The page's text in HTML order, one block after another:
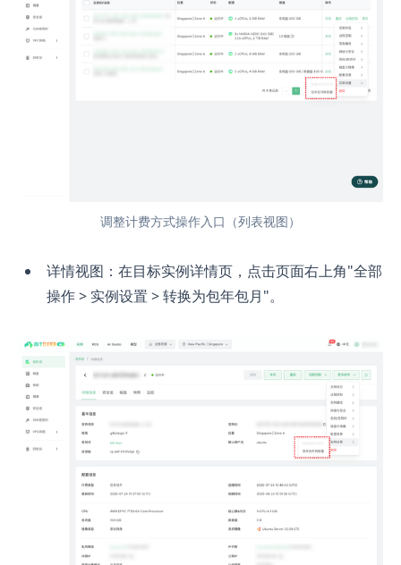
调整计费方式操作入口（列表视图）
详情视图：在目标实例详情页，点击页面右上角"全部
操作 > 实例设置 > 转换为包年包月"。